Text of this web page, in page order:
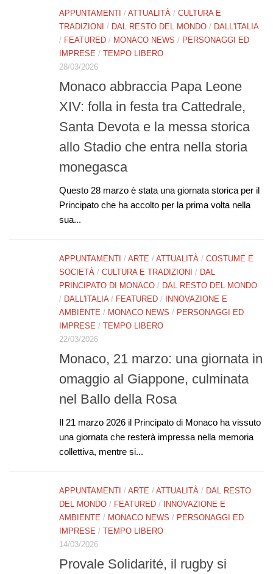
APPUNTAMENTI / ATTUALITÀ / CULTURA E
TRADIZIONI / DAL RESTO DEL MONDO / DALL'ITALIA
/ FEATURED / MONACO NEWS / PERSONAGGI ED
IMPRESE / TEMPO LIBERO
28/03/2026
Monaco abbraccia Papa Leone
XIV: folla in festa tra Cattedrale,
Santa Devota e la messa storica
allo Stadio che entra nella storia
monegasca
Questo 28 marzo è stata una giornata storica per il
Principato che ha accolto per la prima volta nella
sua...
APPUNTAMENTI / ARTE / ATTUALITÀ / COSTUME E
SOCIETÀ / CULTURA E TRADIZIONI / DAL
PRINCIPATO DI MONACO / DAL RESTO DEL MONDO
/ DALL'ITALIA / FEATURED /
INNOVAZIONE E
AMBIENTE / MONACO NEWS / PERSONAGGI ED
IMPRESE / TEMPO LIBERO
22/03/2026
Monaco, 21 marzo: una giornata in
omaggio al Giappone, culminata
nel Ballo della Rosa
Il 21 marzo 2026 il Principato di Monaco ha vissuto
una giornata che resterà impressa nella memoria
collettiva, mentre si...
APPUNTAMENTI / ARTE / ATTUALITÀ / DAL RESTO
DEL MONDO / FEATURED /
INNOVAZIONE E
AMBIENTE / MONACO NEWS / PERSONAGGI ED
IMPRESE / TEMPO LIBERO
14/03/2026
Provale Solidarité, il rugby si